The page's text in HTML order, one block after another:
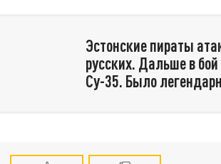
Эстонские пираты
русских. Дальше в
Су-35. Было